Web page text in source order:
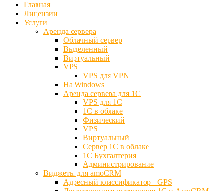
Главная
Лицензии
Услуги
Аренда сервера
Облачный сервер
Выделенный
Виртуальный
VPS
VPS для VPN
На Windows
Аренда сервера для 1С
VPS для 1С
1С в облаке
Физический
VPS
Виртуальный
Сервер 1С в облаке
1С Бухгалтерия
Администрирование
Виджеты для amoCRM
Адресный классификатор +GPS